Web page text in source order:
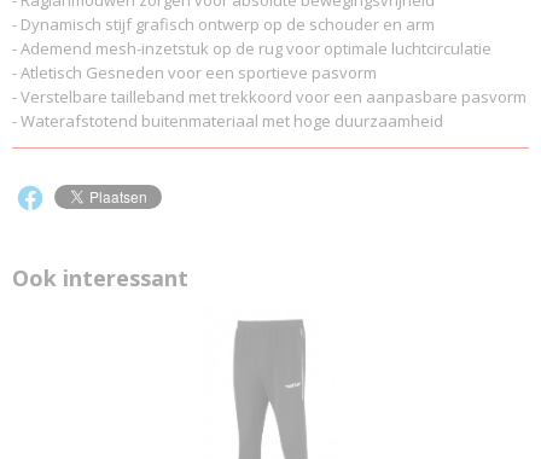
- Dynamisch stijf grafisch ontwerp op de schouder en arm
- Ademend mesh-inzetstuk op de rug voor optimale luchtcirculatie
- Atletisch Gesneden voor een sportieve pasvorm
- Verstelbare tailleband met trekkoord voor een aanpasbare pasvorm
- Waterafstotend buitenmateriaal met hoge duurzaamheid
Ook interessant